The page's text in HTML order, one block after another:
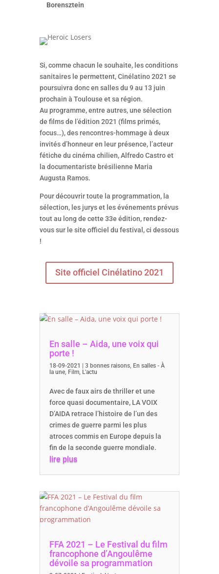
Borensztein
Si, comme chacun le souhaite, les conditions
sanitaires le permettent, Cinélatino 2021 se
poursuivra donc en salles du 9 au 13 juin
prochain à Toulouse et sa région.
Au programme, entre autres, une sélection
de films de l’édition 2021 (films primés,
focus…), des rencontres-hommage à deux
invités d’honneur en leur présence, l’acteur
fétiche du cinéma chilien, Alfredo Castro et
la documentariste brésilienne Maria
Augusta Ramos.
Pour découvrir toute la programmation, la
sélection, les jurys et les événements prévus
tout au long de cette 33e édition, rendez-
vous sur le site officiel du festival, ci dessous
!
Site officiel Cinélatino 2021
En salle – Aida, une voix qui
porte !
18-09-2021 | 3 bonnes raisons, En salles - À
la une, Film, L'actu
Avec de faux airs de thriller et une
force quasi documentaire, LA VOIX
D’AIDA retrace l’histoire de l’un des
crimes de guerre parmi les plus
atroces commis en Europe depuis la
fin de la seconde guerre mondiale.
lire plus
FFA 2021 – Le Festival du film
francophone d’Angoulême
dévoile sa programmation